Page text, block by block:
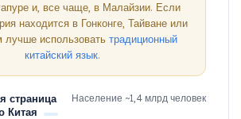
и, все чаще, в Малайзии. Если
находится в Гонконге, Тайване или
лучше использовать традиционный
китайский язык.
страница
Китая
Население ~1,4 млрд человек